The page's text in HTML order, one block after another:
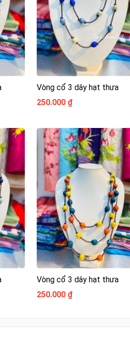
Vòng cổ 3 dây hạt thưa
250.000 ₫
Vòng cổ 3 dây hạt thưa
250.000 ₫